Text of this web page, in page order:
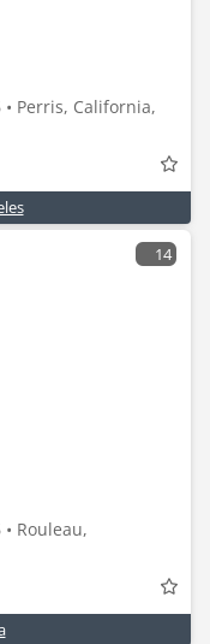
Perris, California,
14
Rouleau,